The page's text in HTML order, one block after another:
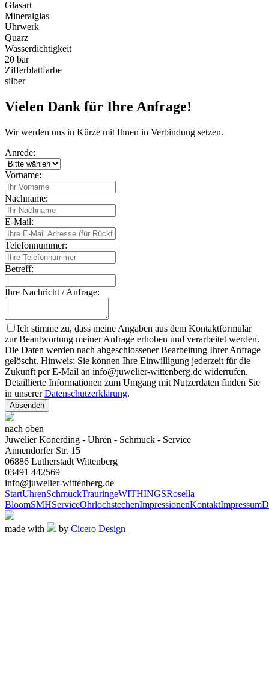
Glasart
Mineralglas
Uhrwerk
Quarz
Wasserdichtigkeit
20 bar
Zifferblattfarbe
silber
Vielen Dank für Ihre Anfrage!
Wir werden uns in Kürze mit Ihnen in Verbindung setzen.
Anrede:
Vorname:
Nachname:
E-Mail:
Telefonnummer:
Betreff:
Ihre Nachricht / Anfrage:
Ich stimme zu, dass meine Angaben aus dem Kontaktformular
zur Beantwortung meiner Anfrage erhoben und verarbeitet werden.
Die Daten werden nach abgeschlossener Bearbeitung Ihrer Anfrage
gelöscht. Hinweis: Sie können Ihre Einwilligung jederzeit für die
Zukunft per E-Mail an info@juwelier-wittenberg.de widerrufen.
Detaillierte Informationen zum Umgang mit Nutzerdaten finden Sie
in unsererDatenschutzerklärung.
Absenden
nach oben
Juwelier Konerding - Uhren - Schmuck - Service
Annendorfer Str. 15
06886 Lutherstadt Wittenberg
03491 442569
info@juwelier-wittenberg.de
StartUhrenSchmuckTrauringeWITHINGSRosella
BloomSMHServiceOhrlochstechenImpressionenKontaktImpressum
made with by Cicero Design